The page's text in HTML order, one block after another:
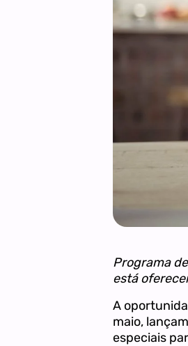
Programa
está
A
maio,
especiais